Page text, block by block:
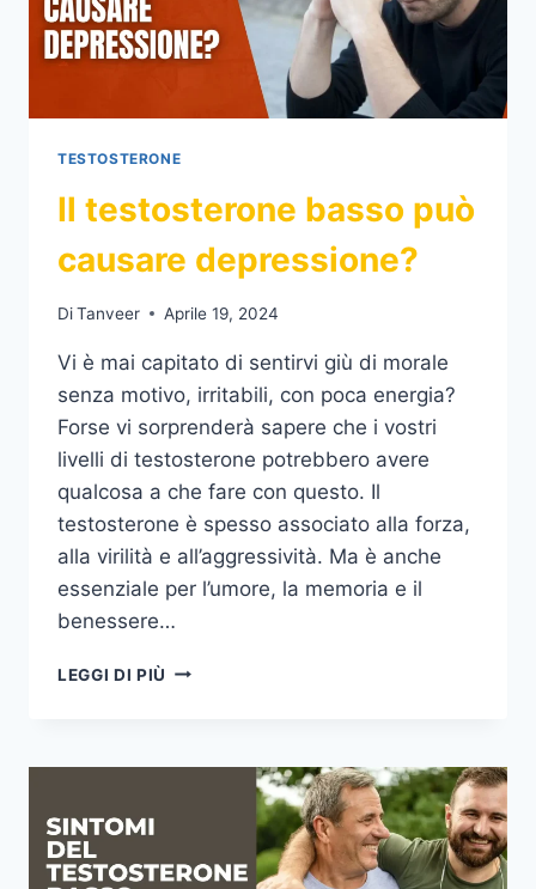
TESTOSTERONE
Il testosterone basso può
causare depressione?
DiTanveer Aprile 19, 2024
Vi è mai capitato di sentirvi giù di morale
senza motivo, irritabili, con poca energia?
Forse vi sorprenderà sapere che i vostri
livelli di testosterone potrebbero avere
qualcosa a che fare con questo. Il
testosterone è spesso associato alla forza,
alla virilità e all’aggressività. Ma è anche
essenziale per l’umore, la memoria e il
benessere…
LEGGI DI PIÙ IL
CAUSARE
DEPRESSIONE?